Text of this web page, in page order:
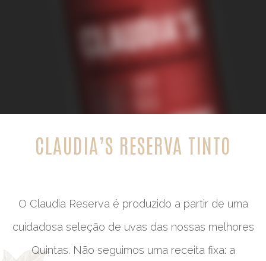
CLAUDIA’S RESERVA TINTO
O Claudia Reserva é produzido a partir de uma
cuidadosa seleção de uvas das nossas melhores
Quintas. Não seguimos uma receita fixa: a